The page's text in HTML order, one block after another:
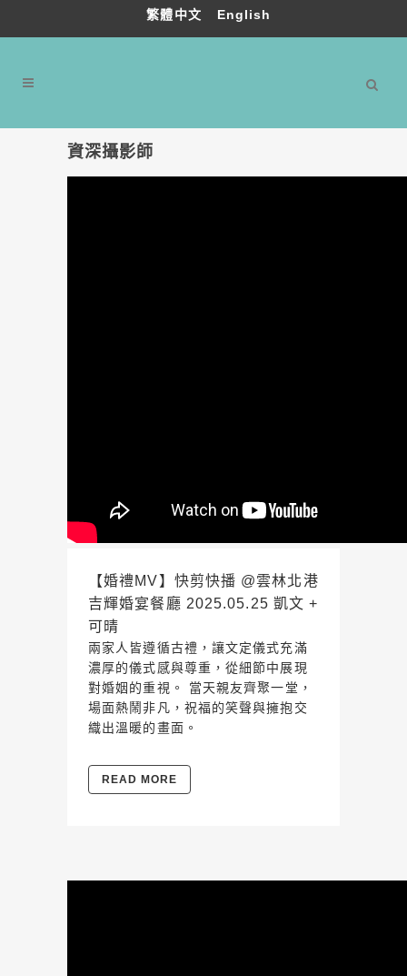
繁體中文 English
資深攝影師
【婚禮MV】快剪快播 @雲林北港
吉輝婚宴餐廳 2025.05.25 凱文 +
可晴
兩家人皆遵循古禮，讓文定儀式充滿
濃厚的儀式感與尊重，從細節中展現
對婚姻的重視。 當天親友齊聚一堂，
場面熱鬧非凡，祝福的笑聲與擁抱交
織出溫暖的畫面。
READ MORE